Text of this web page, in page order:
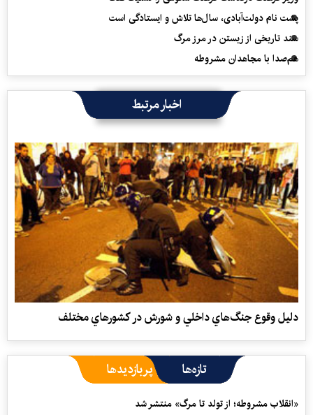
پشت نام دولت‌آبادی، سال‌ها تلاش و ایستادگی است
سند تاریخی از زیستن در مرز مرگ
هم‌صدا با مجاهدان مشروطه
اخبار مرتبط
دليل وقوع جنگ‌هاي داخلي و شورش در كشورهاي مختلف
تازه‌ها پربازدیدها
«انقلاب مشروطه؛ از تولد تا مرگ» منتشر شد